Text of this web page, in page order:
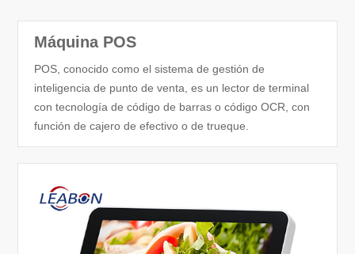
Máquina POS
POS, conocido como el sistema de gestión de
inteligencia de punto de venta, es un lector de terminal
con tecnología de código de barras o código OCR, con
función de cajero de efectivo o de trueque.